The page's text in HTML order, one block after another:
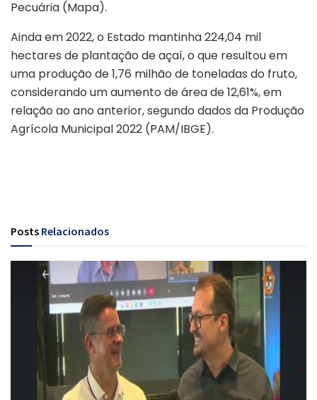
Pecuária (Mapa).
Ainda em 2022, o Estado mantinha 224,04 mil
hectares de plantação de açaí, o que resultou em
uma produção de 1,76 milhão de toneladas do fruto,
considerando um aumento de área de 12,61%, em
relação ao ano anterior, segundo dados da Produção
Agrícola Municipal 2022 (PAM/IBGE).
Posts Relacionados